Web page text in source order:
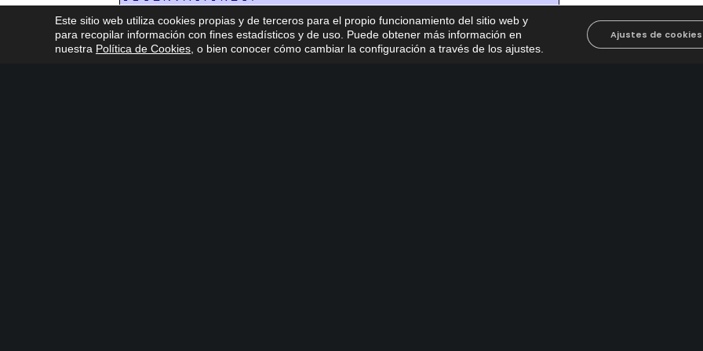
Este sitio web utiliza cookies propias y de terceros para el propio funcionamiento del sitio web y
para recopilar información con fines estadísticos y de uso. Puede obtener más información en
nuestra Política de Cookies , o bien conocer cómo cambiar la configuración a través de los ajustes
Ajustes de cookies